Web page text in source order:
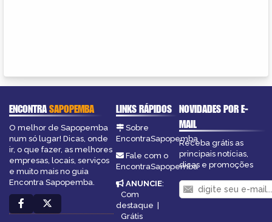
ENCONTRASAPOPEMBA
O melhor de Sapopemba
num só lugar! Dicas, onde
ir, o que fazer, as melhores
empresas, locais, serviços
e muito mais no guia
Encontra Sapopemba.
LINKS RÁPIDOS
Sobre
EncontraSapopemba
Fale com o
EncontraSapopemba
ANUNCIE:
Com
destaque
Grátis
NOVIDADES POR E-
MAIL
Receba grátis as
principais notícias,
dicas e promoções